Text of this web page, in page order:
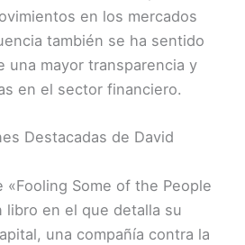
en los mercados
también se ha sentido
una mayor transparencia y
en el sector financiero.
Destacadas de David
«Fooling Some of the People
libro en el que detalla su
una compañía contra la